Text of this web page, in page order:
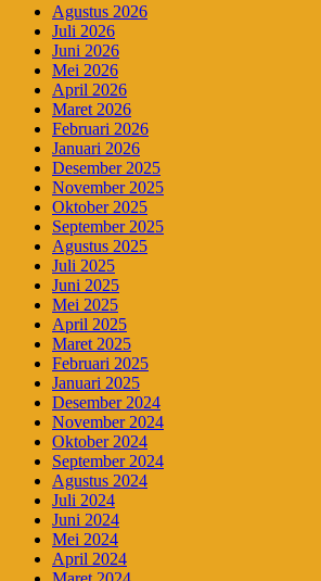
Agustus 2026
Juli 2026
Juni 2026
Mei 2026
April 2026
Maret 2026
Februari 2026
Januari 2026
Desember 2025
November 2025
Oktober 2025
September 2025
Agustus 2025
Juli 2025
Juni 2025
Mei 2025
April 2025
Maret 2025
Februari 2025
Januari 2025
Desember 2024
November 2024
Oktober 2024
September 2024
Agustus 2024
Juli 2024
Juni 2024
Mei 2024
April 2024